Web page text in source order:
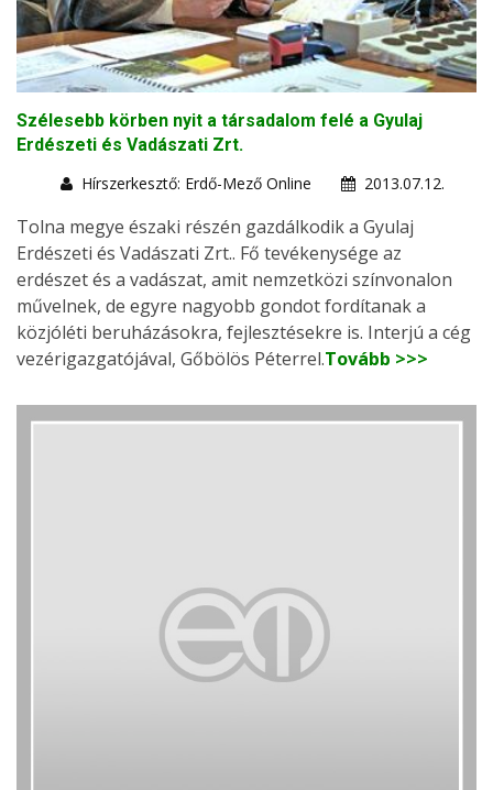
Szélesebb körben nyit a társadalom felé a Gyulaj
Erdészeti és Vadászati Zrt.
Hírszerkesztő: Erdő-Mező Online
2013.07.12.
Tolna megye északi részén gazdálkodik a Gyulaj
Erdészeti és Vadászati Zrt.. Fő tevékenysége az
erdészet és a vadászat, amit nemzetközi színvonalon
művelnek, de egyre nagyobb gondot fordítanak a
közjóléti beruházásokra, fejlesztésekre is. Interjú a cég
vezérigazgatójával, Gőbölös Péterrel.Tovább >>>